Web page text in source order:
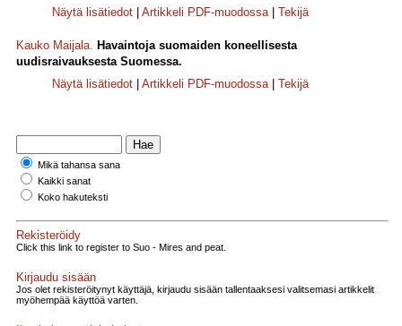
Näytä lisätiedot
Artikkeli PDF-muodossa| Tekijä
Kauko Maijala. Havaintoja suomaiden koneellisesta
uudisraivauksesta Suomessa.
Näytä lisätiedot
Artikkeli PDF-muodossa| Tekijä
Mikä tahansa sana
Kaikki sanat
Koko hakuteksti
Rekisteröidy
Click this link to register to Suo - Mires and peat.
Kirjaudu sisään
Jos olet rekisteröitynyt käyttäjä, kirjaudu sisään tallentaaksesi valitsemasi artikkelit
myöhempää käyttöä varten.